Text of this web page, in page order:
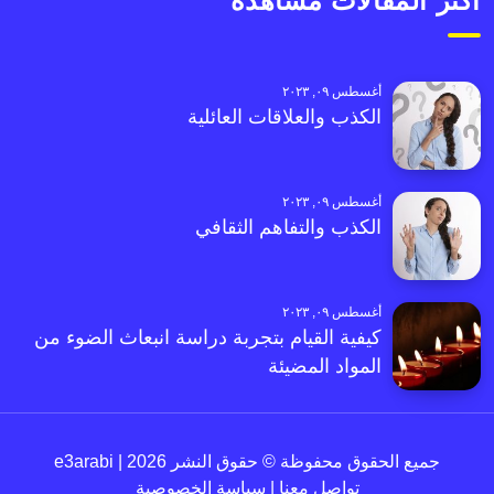
أغسطس ٠٩, ٢٠٢٣
الكذب والعلاقات العائلية
أغسطس ٠٩, ٢٠٢٣
الكذب والتفاهم الثقافي
أغسطس ٠٩, ٢٠٢٣
كيفية القيام بتجربة دراسة انبعاث الضوء من
المواد المضيئة
جميع الحقوق محفوظة © حقوق النشر 2026 | e3arabi
تواصل معنا
سياسة الخصوصية